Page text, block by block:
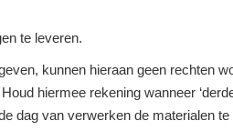
te leveren.
kunnen hieraan geen rechten
hiermee rekening wanneer
dag van verwerken de materialen